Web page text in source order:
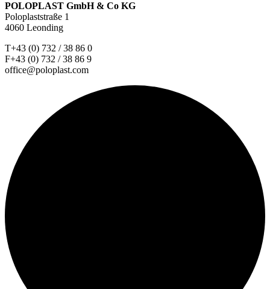
POLOPLAST GmbH & Co KG
Poloplaststraße 1
4060 Leonding
T+43 (0) 732 / 38 86 0
F+43 (0) 732 / 38 86 9
office@poloplast.com